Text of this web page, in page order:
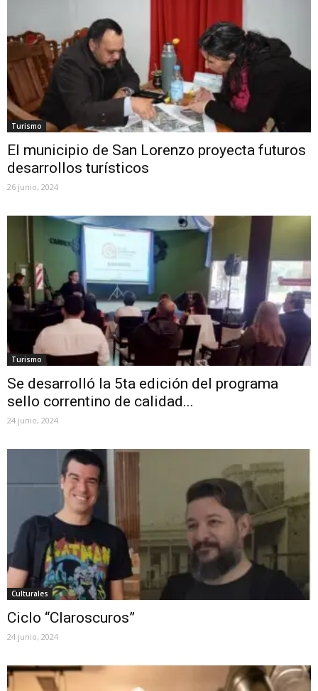
Turismo
El municipio de San Lorenzo proyecta futuros
desarrollos turísticos
26 junio, 2024
Turismo
Se desarrolló la 5ta edición del programa
sello correntino de calidad...
24 junio, 2024
Culturales
Ciclo “Claroscuros”
24 junio, 2024